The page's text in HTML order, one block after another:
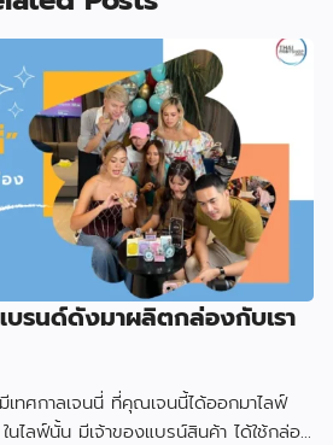
บรนด์ดังมาผลิตกล่องกับเรา
ทศกาลเจนนี่ ที่คุณเจนนี้ได้ออกมาไลฟ์
ไลฟ์นั้น มีเจ้าของแบรน์สินค้า ได้ใช้กล่อง